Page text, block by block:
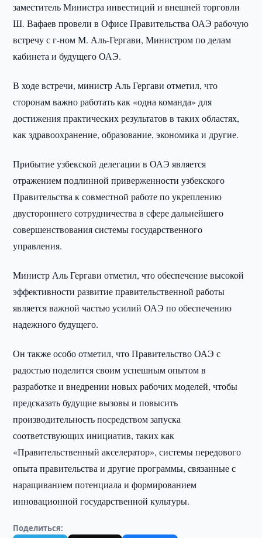
заместитель Министра инвестиций и внешней торговли
Ш. Вафаев провели в Офисе Правительства ОАЭ рабочую
встречу с г-ном М. Аль-Гергави, Министром по делам
кабинета и будущего ОАЭ.
В ходе встречи, министр Аль Гергави отметил, что
сторонам важно работать как «одна команда» для
достижения практических результатов в таких областях,
как здравоохранение, образование, экономика и другие.
Прибытие узбекской делегации в ОАЭ является
отражением подлинной приверженности узбекского
Правительства к совместной работе по укреплению
двустороннего сотрудничества в сфере дальнейшего
совершенствования системы государственного
управления.
Министр Аль Гергави отметил, что обеспечение высокой
эффективности развитие правительственной работы
является важной частью усилий ОАЭ по обеспечению
надежного будущего.
Он также особо отметил, что Правительство ОАЭ с
радостью поделится своим успешным опытом в
разработке и внедрении новых рабочих моделей, чтобы
предсказать будущие вызовы и повысить
производительность посредством запуска
соответствующих инициатив, таких как
«Правительственный акселератор», системы передового
опыта правительства и другие программы, связанные с
наращиванием потенциала и формированием
инновационной государственной культуры.
Поделиться: